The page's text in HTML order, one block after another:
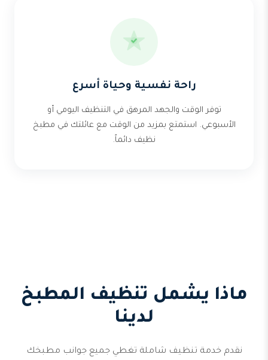
راحة نفسية وحياة أسرع
توفر الوقت والجهد المرهق في التنظيف اليومي أو
الأسبوعي. استمتع بمزيد من الوقت مع عائلتك في مطبخ
نظيف دائماً.
ماذا يشمل تنظيف المطبخ
لدينا
نقدم خدمة تنظيف شاملة تغطي جميع جوانب مطبخك